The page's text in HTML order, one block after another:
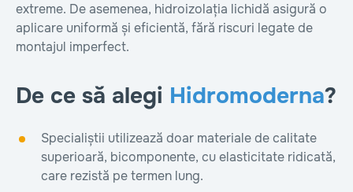
extreme. De asemenea, hidroizolația lichidă asigură o
aplicare uniformă și eficientă, fără riscuri legate de
montajul imperfect.
De ce să alegi Hidromoderna?
Specialiștii utilizează doar materiale de calitate
superioară, bicomponente, cu elasticitate ridicată,
care rezistă pe termen lung.